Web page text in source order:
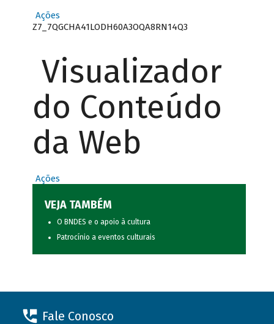
Ações
Z7_7QGCHA41LODH60A3OQA8RN14Q3
Visualizador
do Conteúdo
da Web
Ações
VEJA TAMBÉM
O BNDES e o apoio à cultura
Patrocínio a eventos culturais
Fale Conosco